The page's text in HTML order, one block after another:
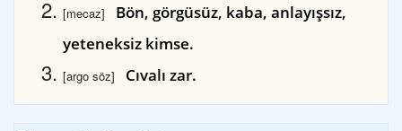
[mecaz]
Bön, görgüsüz, kaba, anlayışsız,
yeteneksiz kimse.
[argo söz] Cıvalı zar.